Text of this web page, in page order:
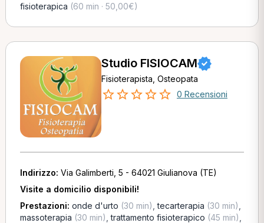
fisioterapica (60 min · 50,00€)
Studio FISIOCAM
Fisioterapista, Osteopata
0 Recensioni
Indirizzo: Via Galimberti, 5 - 64021 Giulianova (TE)
Visite a domicilio disponibili!
Prestazioni: onde d'urto (30 min) ,tecarterapia (30 min)
massoterapia (30 min) ,trattamento fisioterapico (45 min)